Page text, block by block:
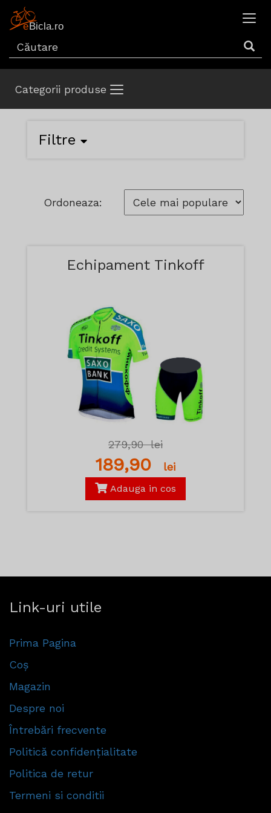
Categorii produse
Filtre
Ordoneaza:
Echipament Tinkoff
279,90lei
189,90 lei
Adauga in cos
Link-uri utile
Prima Pagina
Coș
Magazin
Despre noi
Întrebări frecvente
Politică confidențialitate
Politica de retur
Termeni si conditii